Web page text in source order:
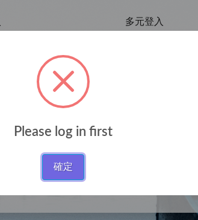
多元登入
登入
忘記密碼?
Please log in first
確定